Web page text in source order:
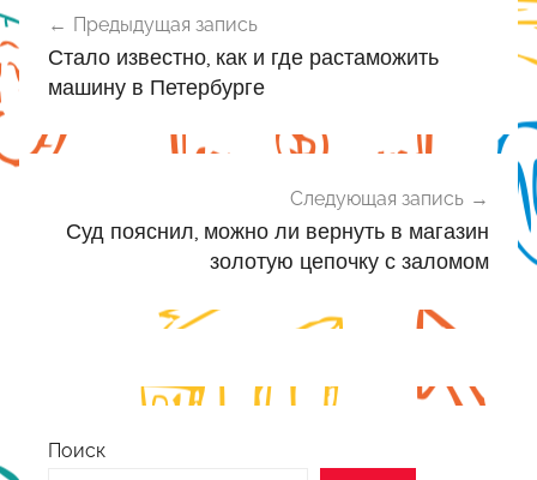
по
записям
Предыдущая запись
Стало известно, как и где растаможить
машину в Петербурге
Следующая запись
Суд пояснил, можно ли вернуть в магазин
золотую цепочку с заломом
Поиск